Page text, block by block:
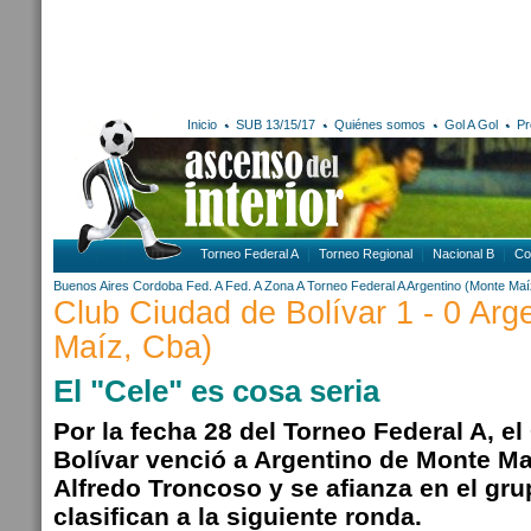
Inicio SUB 13/15/17 Quiénes somos Gol A Gol
Torneo Federal A Torneo Regional Nacional B
Buenos Aires Cordoba Fed. A Fed. A Zona A Torneo Federal AArgentino (Monte
Club Ciudad de Bolívar 1 - 0
Maíz, Cba)
El "Cele" es cosa seria
Por la fecha 28 del Torneo Federal A,
Bolívar venció a Argentino de Monte
Alfredo Troncoso y se afianza en el
clasifican a la siguiente ronda.